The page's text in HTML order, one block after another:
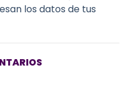
los datos de tus